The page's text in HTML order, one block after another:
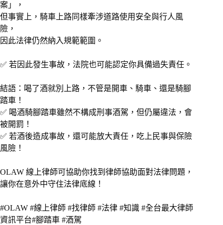
案」，
但事實上，騎車上路同樣牽涉道路使用安全與行人風
險，
因此法律仍然納入規範範圍。
✅ 若因此發生事故，法院也可能認定你具備過失責任。
結語：喝了酒就別上路，不管是開車、騎車、還是騎腳
踏車！
✅ 喝酒騎腳踏車雖然不構成刑事酒駕，但仍屬違法，會
被開罰！
✅ 若酒後造成事故，還可能放大責任，吃上民事與保險
風險！
OLAW 線上律師可協助你找到律師協助面對法律問題，
讓你在意外中守住法律底線！
#OLAW #線上律師 #找律師 #法律 #知識 #全台最大律師
資訊平台#腳踏車 #酒駕